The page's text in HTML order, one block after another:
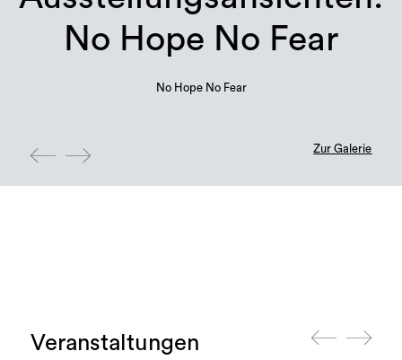
No Hope No Fear
No Hope No Fear
Zur Galerie
Veranstaltungen